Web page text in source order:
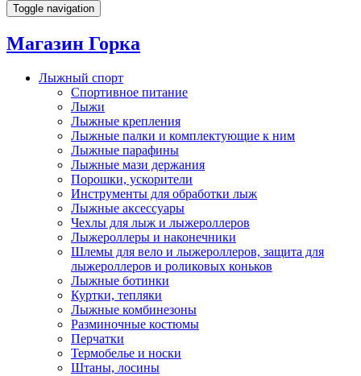
Toggle navigation
Магазин Горка
Лыжный спорт
Спортивное питание
Лыжи
Лыжные крепления
Лыжные палки и комплектующие к ним
Лыжные парафины
Лыжные мази держания
Порошки, ускорители
Инструменты для обработки лыж
Лыжные аксессуары
Чехлы для лыж и лыжероллеров
Лыжероллеры и наконечники
Шлемы для вело и лыжероллеров, защита для
лыжероллеров и роликовых коньков
Лыжные ботинки
Куртки, тепляки
Лыжные комбинезоны
Разминочные костюмы
Перчатки
Термобелье и носки
Штаны, лосины